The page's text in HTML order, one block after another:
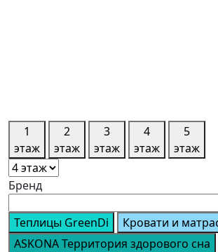
1
этаж
2
этаж
3
этаж
4
этаж
5
этаж
Бренд
Теплицы GreenDi
Кровати и
ASKONA Территория здорового сна